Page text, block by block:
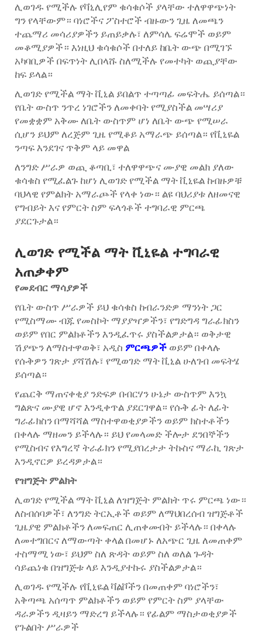
ሊወገዱ የሚችሉ የቫኒሊየም ቁሳቁሶች ያላቸው ተለዋዋጭነት
ግን የላቸውም። ባነሮችና ፖስተሮች ብዙውን ጊዜ ለመጫን
ተጨማሪ መሳሪያዎችን ይጠይቃሉ፣ ለምሳሌ ፍሬሞች ወይም
መቆሚያዎች። እነዚህ ቁሳቁሶች በተለይ ከቤት ውጭ በሚገኙ
አካባቢዎች በፍጥነት ሊበላሹ ስለሚችሉ የመተካት ወጪያቸው
ከፍ ይላል።
ሊወገድ የሚችል ማት ቪኒል ይበልጥ ተጣጣፊ መፍትሔ ይሰጣል።
የቤት ውስጥ ንጥረ ነገሮችን ለመቀባት የሚያስችል መሣሪያ
የመቋቋም አቅሙ ለቤት ውስጥም ሆነ ለቤት ውጭ የሚሠራ
ሲሆን ይህም ለረጅም ጊዜ የሚቆይ አማራጭ ይሰጣል። የቪኒዬል
ንጣፍ እንደገና ጥቅም ላይ መዋል
ለንግድ ሥራዎ ወጪ ቆጣቢ፣ ተለዋዋጭና ሙያዊ መልክ ያለው
ቁሳቁስ የሚፈልጉ ከሆነ ሊወገድ የሚችል ማት ቪኒዬል ከብዙዎቹ
ባህላዊ የምልክት አማራጮች የላቀ ነው። ልዩ ባህሪያቱ ለዘመናዊ
የግብይት እና የምርት ስም ፍላጎቶች ተግባራዊ ምርጫ
ያደርጉታል።
ሊወገድ የሚችል ማት ቪኒዬል ተግባራዊ
አጠቃቀም
የመደብር ማሳያዎች
የቤት ውስጥ ሥራዎች ይህ ቁሳቁስ ከብራንድዎ ማንነት ጋር
የሚስማሙ ብጁ የመስኮት ማያያዣዎችን፣ የግድግዳ ግራፊክስን
ወይም የበር ምልክቶችን እንዲፈጥሩ ያስችልዎታል። ወቅታዊ
ሽያጭን ለማስተዋወቅ፣ አዲስ ምርጫዎች ወይም በቀላሉ
የሱቅዎን ገጽታ ያሻሽሉ፣ የሚወገድ ማት ቪኒል ሁለገብ መፍትሄ
ይሰጣል።
የጨርቅ ማጠናቀቂያ ንድፍዎ በብርሃን ሁኔታ ውስጥም እንኳ
ግልጽና ሙያዊ ሆኖ እንዲቀጥል ያደርገዋል። የሱቅ ፊት ለፊት
ግራፊክስን በማሻሻል ማስተዋወቂያዎችን ወይም ክስተቶችን
በቀላሉ ማዘመን ይችላሉ። ይህ የመላመድ ችሎታ ደንበኞችን
የሚስብና የእግረኛ ትራፊክን የሚያበረታታ ትኩስና ማራኪ ገጽታ
እንዲኖርዎ ይረዳዎታል።
የዝግጅት ምልክት
ሊወገድ የሚችል ማት ቪኒል ለዝግጅት ምልክት ጥሩ ምርጫ ነው።
ለስብሰባዎች፣ ለንግድ ትርኢቶች ወይም ለማህበረሰብ ዝግጅቶች
ጊዜያዊ ምልክቶችን ለመፍጠር ሊጠቀሙበት ይችላሉ። በቀላሉ
ለመተግበርና ለማውጣት ቀላል በመሆኑ ለአጭር ጊዜ ለመጠቀም
ተስማሚ ነው፣ ይህም ስለ ጽዳት ወይም ስለ ወለል ጉዳት
ሳይጨነቁ በዝግጅቱ ላይ እንዲያተኩሩ ያስችልዎታል።
ሊወገዱ የሚችሉ የቪኒዬል ቫልቮችን በመጠቀም ባነሮችን፣
አቅጣጫ አሰጣጥ ምልክቶችን ወይም የምርት ስም ያላቸው
ዳራዎችን ዲዛይን ማድረግ ይችላሉ። የፊልም ማስታወቂያዎች
የጉልበት ሥራዎች